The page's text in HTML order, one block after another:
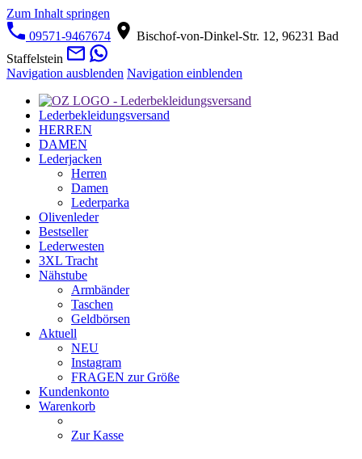
Zum Inhalt springen
09571-9467674
Bischof-von-Dinkel-Str. 12, 96231 Bad
Staffelstein
Navigation ausblenden Navigation einblenden
Lederbekleidungsversand
HERREN
DAMEN
Lederjacken
Herren
Damen
Lederparka
Olivenleder
Bestseller
Lederwesten
3XL Tracht
Nähstube
Armbänder
Taschen
Geldbörsen
Aktuell
NEU
Instagram
FRAGEN zur Größe
Kundenkonto
Warenkorb
Zur Kasse